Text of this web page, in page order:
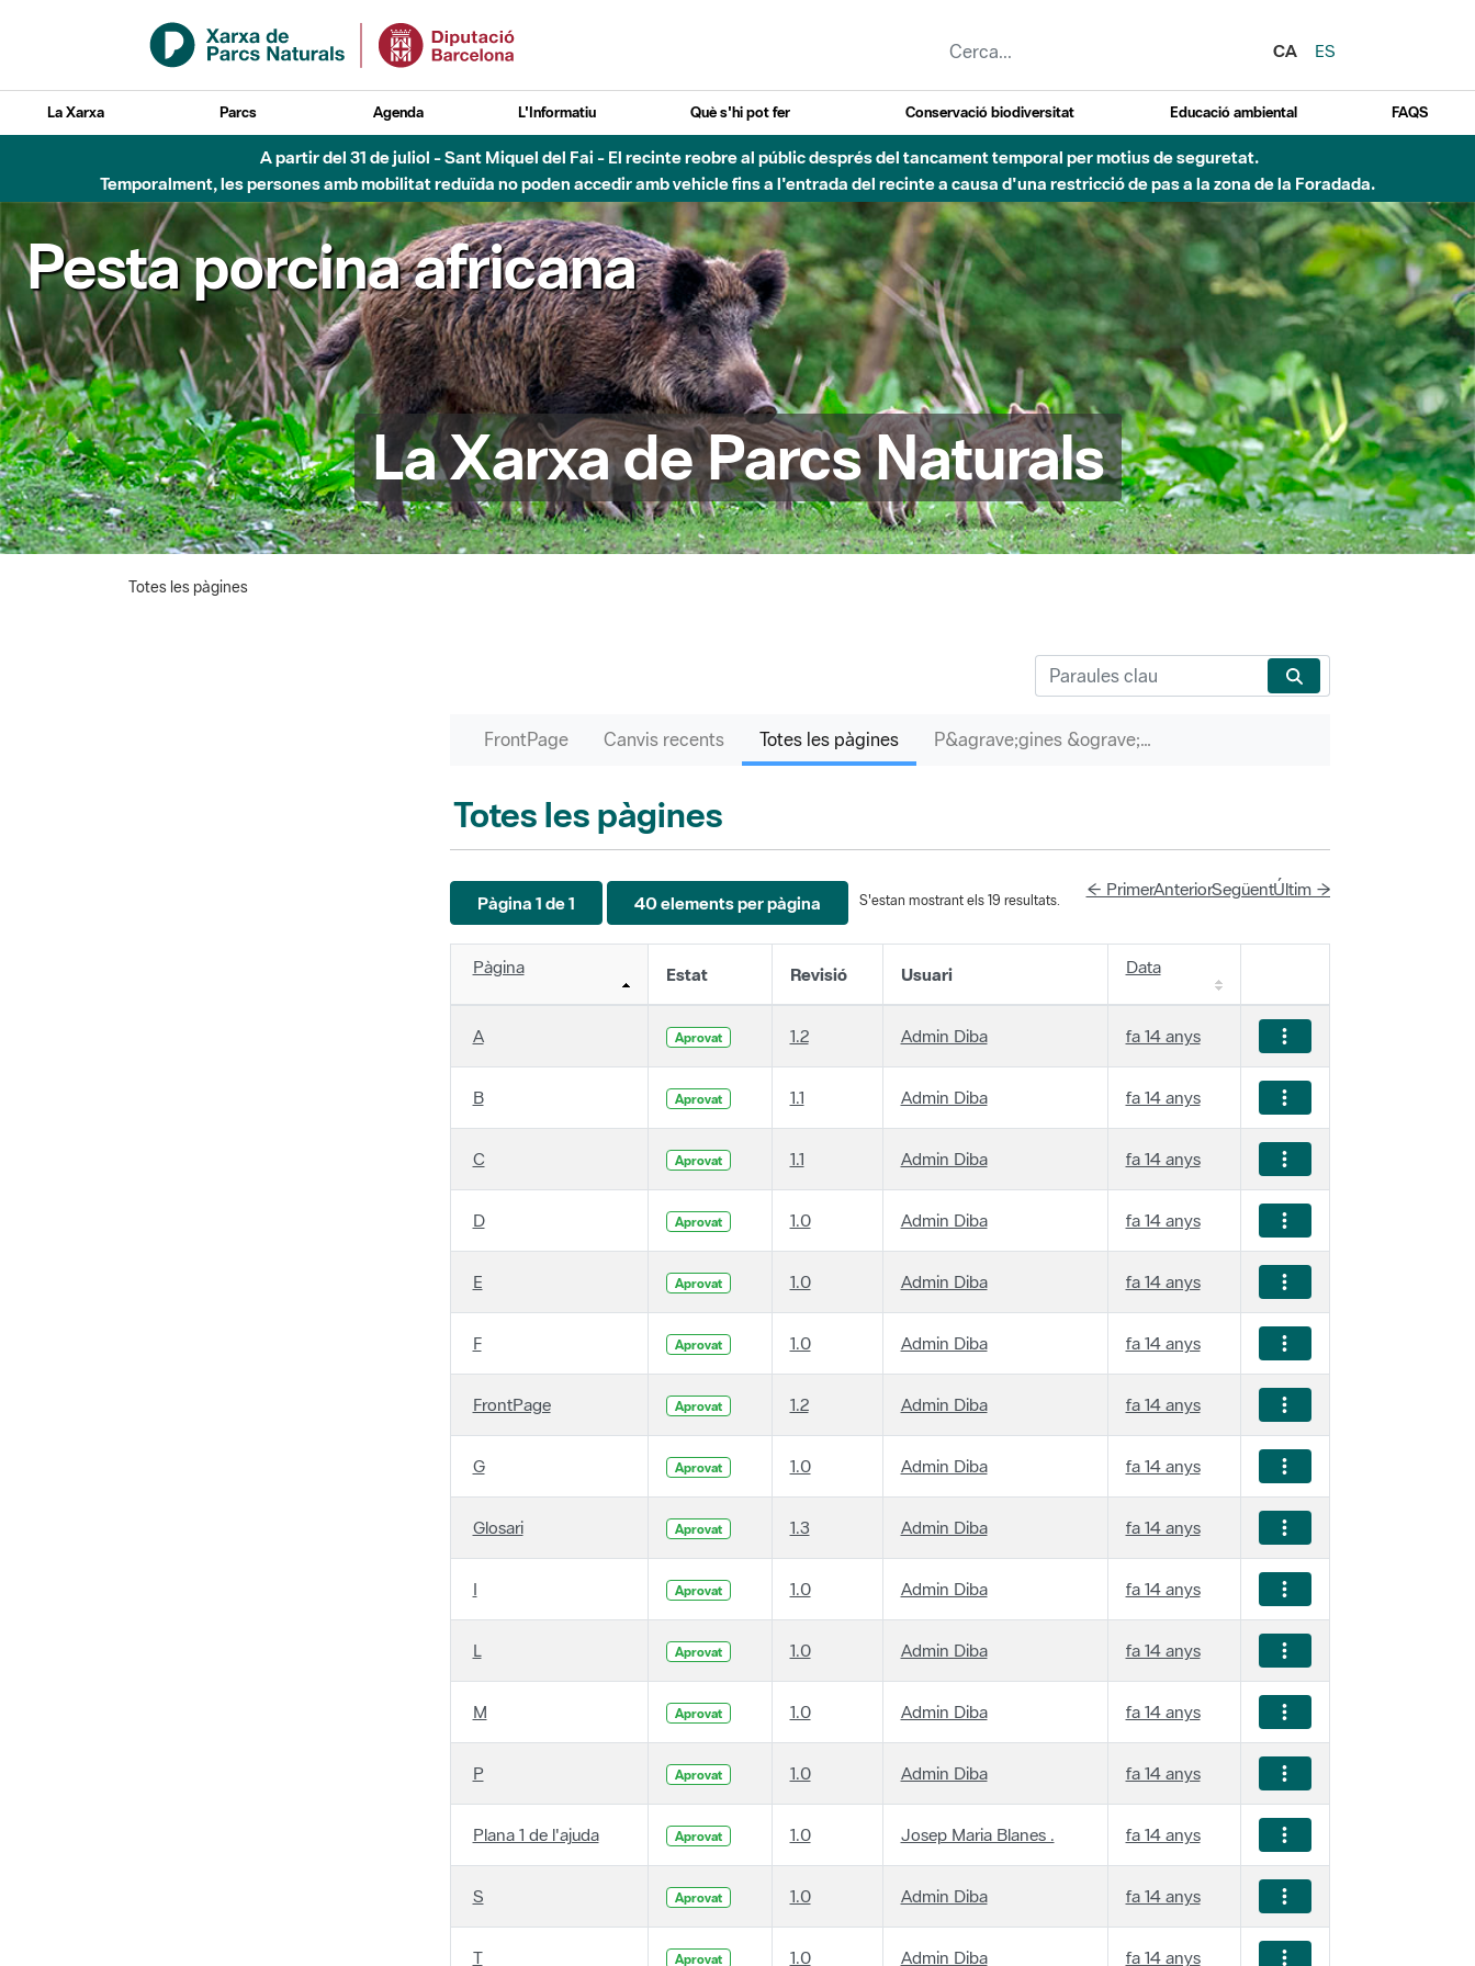
Salta al contingut principal
CA
ES
La Xarxa Parcs Agenda L'Informatiu Què s'hi pot fer Conservació biodiversitat Educació ambiental FAQS
6 d'agost - Parc Fluvial Besòs - Activació de la Fase d'Alerta del Parc Fluvial del Besòs per pluges intenses.
Tancats els accessos al Parc.
Pesta porcina africana
La Xarxa de Parcs Naturals
Totes les pàgines
FrontPage Canvis recents Totes les pàgines P&agrave;gines &ograve;rfenes
Totes les pàgines
Pàgina 1 de 1 40 elements per pàgina S'estan mostrant els 19 resultats.
← PrimerAnteriorSegüentÚltim →
Pàgina Estat Revisió Usuari Data
A Aprovat 1.2 Admin Diba fa 14 anys
B Aprovat 1.1 Admin Diba fa 14 anys
C Aprovat 1.1 Admin Diba fa 14 anys
D Aprovat 1.0 Admin Diba fa 14 anys
E Aprovat 1.0 Admin Diba fa 14 anys
F Aprovat 1.0 Admin Diba fa 14 anys
FrontPage Aprovat 1.2 Admin Diba fa 14 anys
G Aprovat 1.0 Admin Diba fa 14 anys
Glosari Aprovat 1.3 Admin Diba fa 14 anys
I Aprovat 1.0 Admin Diba fa 14 anys
L Aprovat 1.0 Admin Diba fa 14 anys
M Aprovat 1.0 Admin Diba fa 14 anys
P Aprovat 1.0 Admin Diba fa 14 anys
Plana 1 de l'ajuda Aprovat 1.0 Josep Maria Blanes . fa 14 anys
S Aprovat 1.0 Admin Diba fa 14 anys
T Aprovat 1.0 Admin Diba fa 14 anys